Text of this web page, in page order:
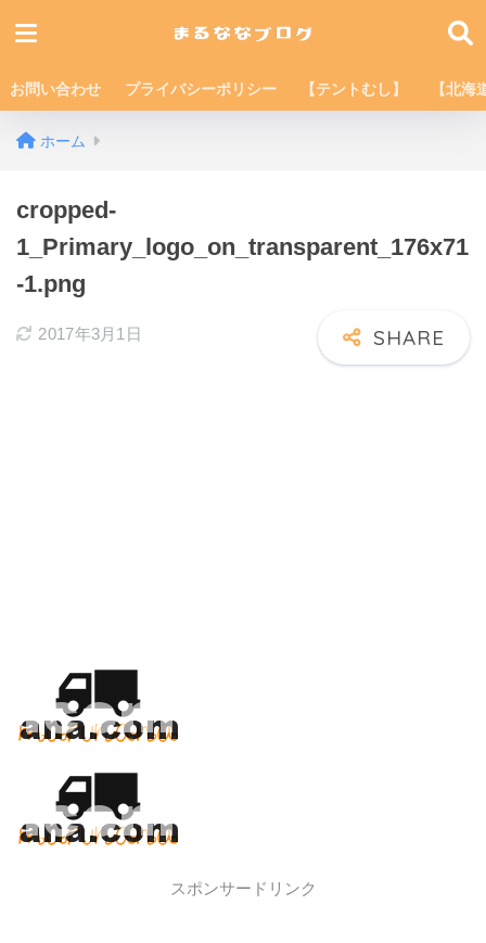
お問い合わせ プライバシーポリシー 【テントむし】 【北海
ホーム
cropped-
1_Primary_logo_on_transparent_176x71
-1.png
2017年3月1日
スポンサードリンク